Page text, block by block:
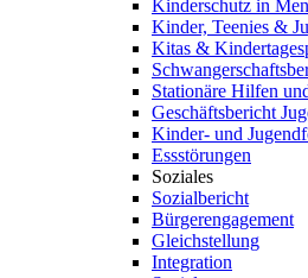
Kinderschutz in
Kinder, Teenies &
Kitas &
Stationäre Hilfen
Geschäftsbericht
Kinder- und
Essstörungen
Soziales
Sozialbericht
Bürgerengagement
Gleichstellung
Integration